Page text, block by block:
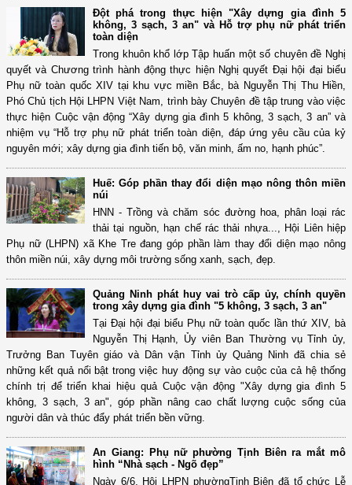
Đột phá trong thực hiện "Xây dựng gia đình 5
không, 3 sạch, 3 an" và Hỗ trợ phụ nữ phát triển
toàn diện
Trong khuôn khổ lớp Tập huấn một số chuyên đề Nghị
quyết và Chương trình hành động thực hiện Nghị quyết Đại hội đại biểu
Phụ nữ toàn quốc XIV tại khu vực miền Bắc, bà Nguyễn Thị Thu Hiền,
Phó Chủ tịch Hội LHPN Việt Nam, trình bày Chuyên đề tập trung vào việc
thực hiện Cuộc vận động “Xây dựng gia đình 5 không, 3 sạch, 3 an” và
nhiệm vụ “Hỗ trợ phụ nữ phát triển toàn diện, đáp ứng yêu cầu của kỷ
nguyên mới; xây dựng gia đình tiến bộ, văn minh, ấm no, hạnh phúc”.
Huế: Góp phần thay đổi diện mạo nông thôn miền
núi
HNN - Trồng và chăm sóc đường hoa, phân loại rác
thải tại nguồn, hạn chế rác thải nhựa..., Hội Liên hiệp
Phụ nữ (LHPN) xã Khe Tre đang góp phần làm thay đổi diện mạo nông
thôn miền núi, xây dựng môi trường sống xanh, sạch, đẹp.
Quảng Ninh phát huy vai trò cấp ủy, chính quyền
trong xây dựng gia đình "5 không, 3 sạch, 3 an"
Tại Đại hội đại biểu Phụ nữ toàn quốc lần thứ XIV, bà
Nguyễn Thị Hạnh, Ủy viên Ban Thường vụ Tỉnh ủy,
Trưởng Ban Tuyên giáo và Dân vận Tỉnh ủy Quảng Ninh đã chia sẻ
những kết quả nổi bật trong việc huy động sự vào cuộc của cả hệ thống
chính trị để triển khai hiệu quả Cuộc vận động "Xây dựng gia đình 5
không, 3 sạch, 3 an", góp phần nâng cao chất lượng cuộc sống của
người dân và thúc đẩy phát triển bền vững.
An Giang: Phụ nữ phường Tịnh Biên ra mắt mô
hình “Nhà sạch - Ngõ đẹp”
Ngày 6/6, Hội LHPN phườngTịnh Biên đã tổ chức Lễ